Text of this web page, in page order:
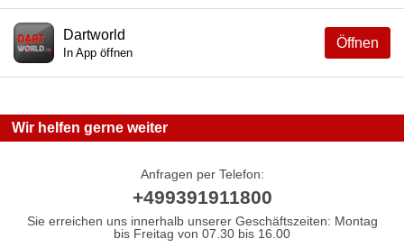
Öffnen
Dartworld
In App öffnen
Wir helfen gerne weiter
Anfragen per Telefon:
+499391911800
Sie erreichen uns innerhalb unserer Geschäftszeiten: Montag
bis Freitag von 07.30 bis 16.00